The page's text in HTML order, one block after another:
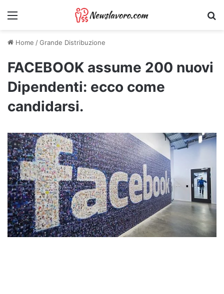
Menu
Home /Grande Distribuzione
FACEBOOK assume 200 nuovi
Dipendenti: ecco come
candidarsi.